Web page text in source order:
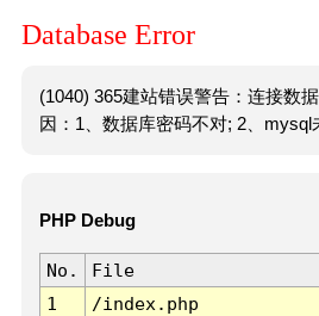
Database Error
(1040) 365建站错误警告：连接数
因：1、数据库密码不对; 2、mysql
PHP Debug
No. File
1
/index.php